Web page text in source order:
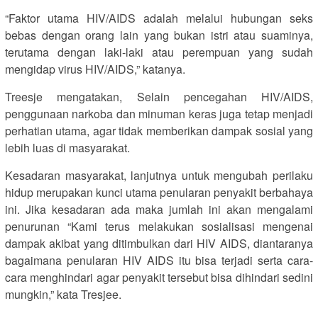
“Faktor utama HIV/AIDS adalah melalui hubungan seks
bebas dengan orang lain yang bukan istri atau suaminya,
terutama dengan laki-laki atau perempuan yang sudah
mengidap virus HIV/AIDS,” katanya.
Treesje mengatakan, Selain pencegahan HIV/AIDS,
penggunaan narkoba dan minuman keras juga tetap menjadi
perhatian utama, agar tidak memberikan dampak sosial yang
lebih luas di masyarakat.
Kesadaran masyarakat, lanjutnya untuk mengubah perilaku
hidup merupakan kunci utama penularan penyakit berbahaya
ini. Jika kesadaran ada maka jumlah ini akan mengalami
penurunan “Kami terus melakukan sosialisasi mengenai
dampak akibat yang ditimbulkan dari HIV AIDS, diantaranya
bagaimana penularan HIV AIDS itu bisa terjadi serta cara-
cara menghindari agar penyakit tersebut bisa dihindari sedini
mungkin,” kata Tresjee.